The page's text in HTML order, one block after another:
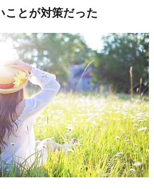
ことが対策だった